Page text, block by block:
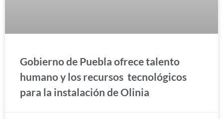
Gobierno de Puebla ofrece talento
humano y los recursos tecnológicos
para la instalación de Olinia